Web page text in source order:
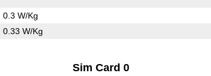
0.3 W/Kg
0.33 W/Kg
Sim Card 0